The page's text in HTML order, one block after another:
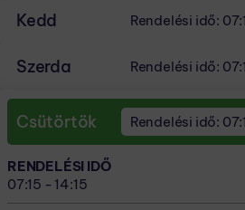
RENDELÉSI IDŐ
07:15 - 14:15
UZSONNASZÜNET
SÜRGŐSSÉGI BETEGELLÁTÁS
A sürgősségi orvosi ellátás
havi ütemezés szerint a
Kedd Rendelési idő:
RENDELÉSI IDŐ
07:15 - 14:15
UZSONNASZÜNET
10:30 - 11:00
SÜRGŐSSÉGI BETEGELLÁTÁS
A sürgősségi orvosi ellátás
Szerda Rendelési idő:
RENDELÉSI IDŐ
07:15 - 14:15
UZSONNASZÜNET
10:30 - 11:00
Csütörtök Rendelési idő:
RENDELÉSI IDŐ
07:15 - 14:15